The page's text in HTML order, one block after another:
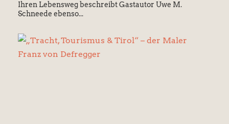
Ihren Lebensweg beschreibt Gastautor Uwe M.
Schneede ebenso...